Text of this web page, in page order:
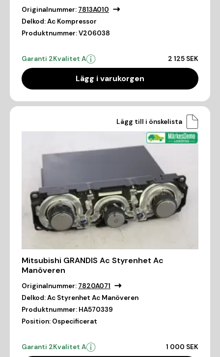
Originalnummer: 7813A010
Delkod:Ac Kompressor
Produktnummer:V206038
Garanti 2Kvalitet A 2 125 SEK
Lägg i varukorgen
Lägg till i önskelista
Mitsubishi GRANDIS Ac Styrenhet Ac
Manöveren
Originalnummer: 7820A071
Delkod:Ac Styrenhet Ac Manöveren
Produktnummer: HA570339
Position: Ospecificerat
Garanti 2Kvalitet A 1 000 SEK